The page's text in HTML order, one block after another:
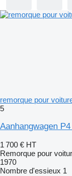
remorque pour
5
Aanhangwagen
1 700 € HT
Remorque pour
1970
Nombre d'essieux 1